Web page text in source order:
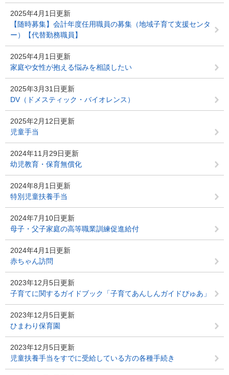
2025年4月1日更新
【随時募集】会計年度任用職員の募集（地域子育て支援センタ
ー）【代替勤務職員】
2025年4月1日更新
家庭や女性が抱える悩みを相談したい
2025年3月31日更新
DV（ドメスティック・バイオレンス）
2025年2月12日更新
児童手当
2024年11月29日更新
幼児教育・保育無償化
2024年8月1日更新
特別児童扶養手当
2024年7月10日更新
母子・父子家庭の高等職業訓練促進給付
2024年4月1日更新
赤ちゃん訪問
2023年12月5日更新
子育てに関するガイドブック「子育てあんしんガイドぴゅあ」
2023年12月5日更新
ひまわり保育園
2023年12月5日更新
児童扶養手当をすでに受給している方の各種手続き